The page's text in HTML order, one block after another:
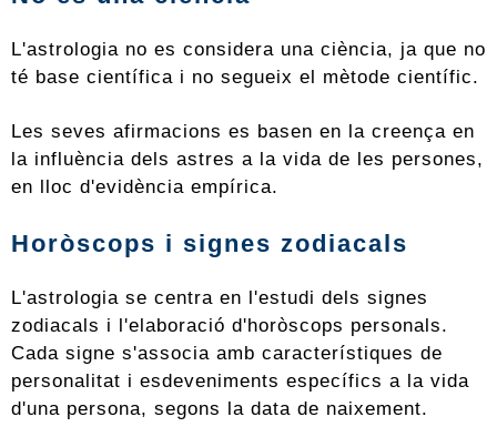
L'astrologia no es considera una ciència, ja que no
té base científica i no segueix el mètode científic.
Les seves afirmacions es basen en la creença en
la influència dels astres a la vida de les persones,
en lloc d'evidència empírica.
Horòscops i signes zodiacals
L'astrologia se centra en l'estudi dels signes
zodiacals i l'elaboració d'horòscops personals.
Cada signe s'associa amb característiques de
personalitat i esdeveniments específics a la vida
d'una persona, segons la data de naixement.